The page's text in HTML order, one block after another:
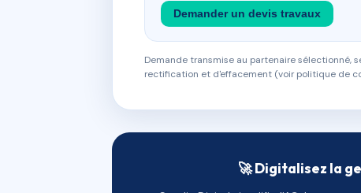
Demander un devis travaux
Demande transmise au partenaire sélectionné,
rectification et d'effacement (voir politique de
🚀 Digitalisez la